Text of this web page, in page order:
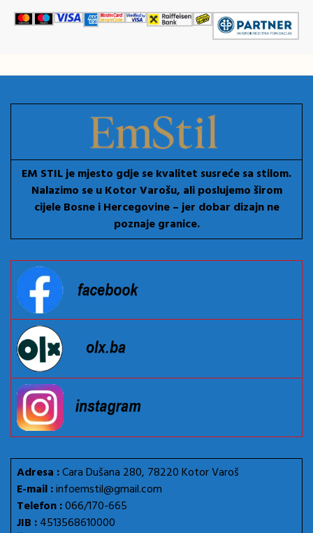
EM STIL je mjesto gdje se kvalitet susreće sa stilom.
Nalazimo se u Kotor Varošu, ali poslujemo širom
cijele Bosne i Hercegovine – jer dobar dizajn ne
poznaje granice.
Adresa :Cara Dušana 280, 78220 Kotor Varoš
E-mail :infoemstil@gmail.com
Telefon :066/170-665
JIB :4513568610000